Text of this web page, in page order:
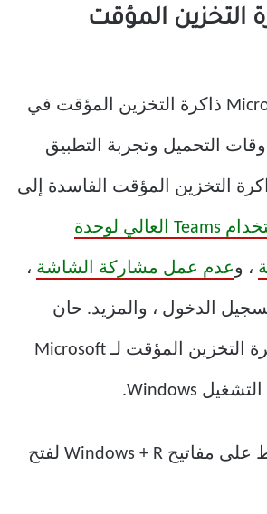
التخزين المؤقت
تجمع Microsoft Teams ذاكرة التخزين المؤقت في
التحميل وتجربة التطبيق
التخزين المؤقت الفاسدة إلى
مشكلات مثل استخدام Teams العالي لوحدة
، وعدم عمل مشاركة الشاشة ،
الدخول ، والمزيد. حان
الوقت لمسح ذاكرة التخزين المؤقت لـ Microsoft
: اضغط على مفاتيح Windows + R لفتح